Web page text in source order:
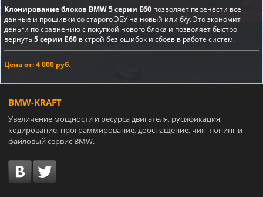
Клонирование блоков BMW 5 серии E60 позволяет перенести все
данные и прошивки со старого ЭБУ на новый или б/у. Это экономит
деньги по сравнению с покупкой нового блока и позволяет быстро
вернуть5 серии E60 в строй без ошибок и сбоев в работе систем.
Цена от: 4 000 руб.
BMW-KRAFT
Увеличение мощности и ресурса двигателя, русификация,
кодирование, программирование, дооснащение, чип-тюнинг и
файловый сервис BMW.